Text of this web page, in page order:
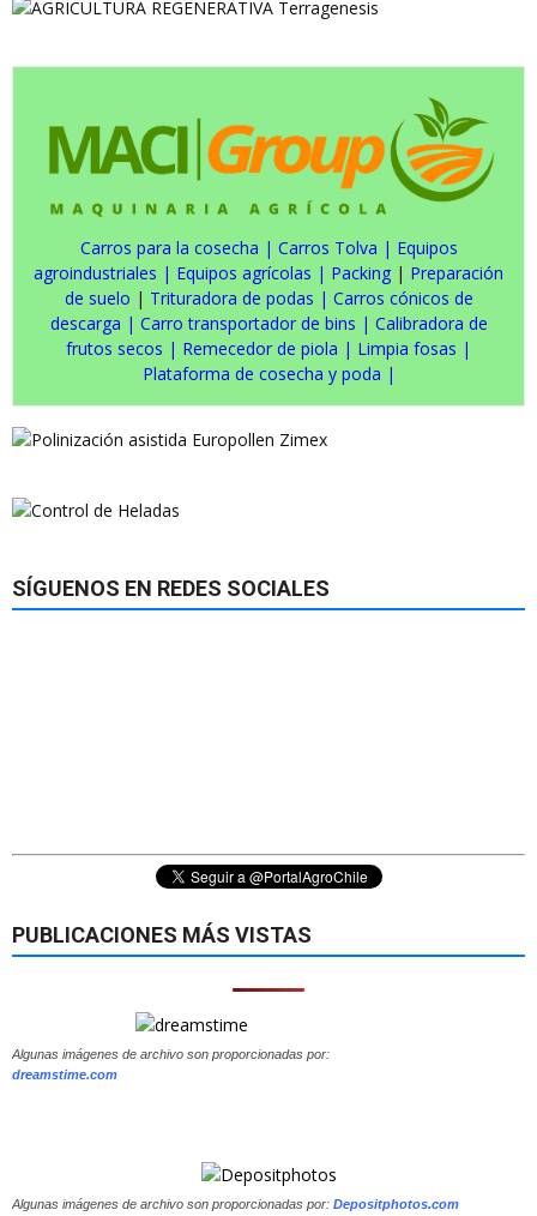
Carros para la cosecha | Carros Tolva | Equipos
agroindustriales | Equipos agrícolas | Packing | Preparación
de suelo | Trituradora de podas | Carros cónicos de
descarga | Carro transportador de bins | Calibradora de
frutos secos | Remecedor de piola | Limpia fosas |
Plataforma de cosecha y poda |
SÍGUENOS EN REDES SOCIALES
PUBLICACIONES MÁS VISTAS
Algunas imágenes de archivo son proporcionadas por:
dreamstime.com
Algunas imágenes de archivo son proporcionadas por: Depositphotos.com